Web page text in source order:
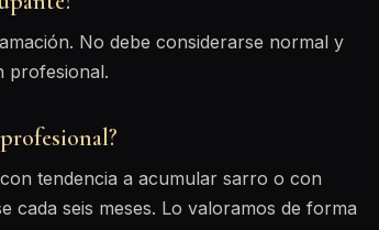
No debe considerarse normal y
profesional.
tendencia a acumular sarro o con
cada seis meses. Lo valoramos de forma